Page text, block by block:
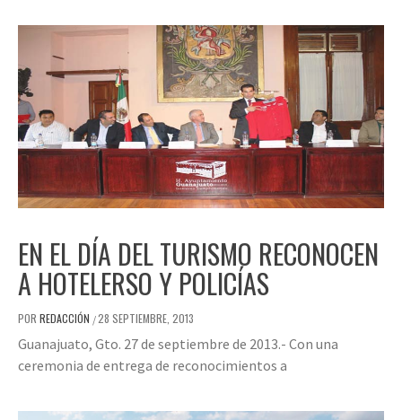
EN EL DÍA DEL TURISMO RECONOCEN
A HOTELERSO Y POLICÍAS
POR REDACCIÓN /28 SEPTIEMBRE, 2013
Guanajuato, Gto. 27 de septiembre de 2013.- Con una
ceremonia de entrega de reconocimientos a